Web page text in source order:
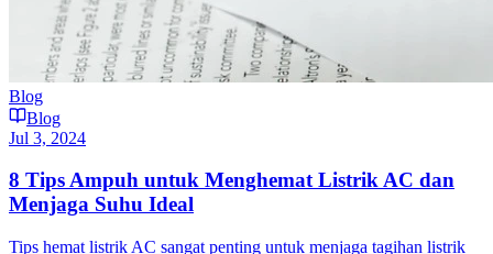
Blog
Blog
Jul 3, 2024
8 Tips Ampuh untuk Menghemat Listrik AC dan
Menjaga Suhu Ideal
Tips hemat listrik AC sangat penting untuk menjaga tagihan listrik